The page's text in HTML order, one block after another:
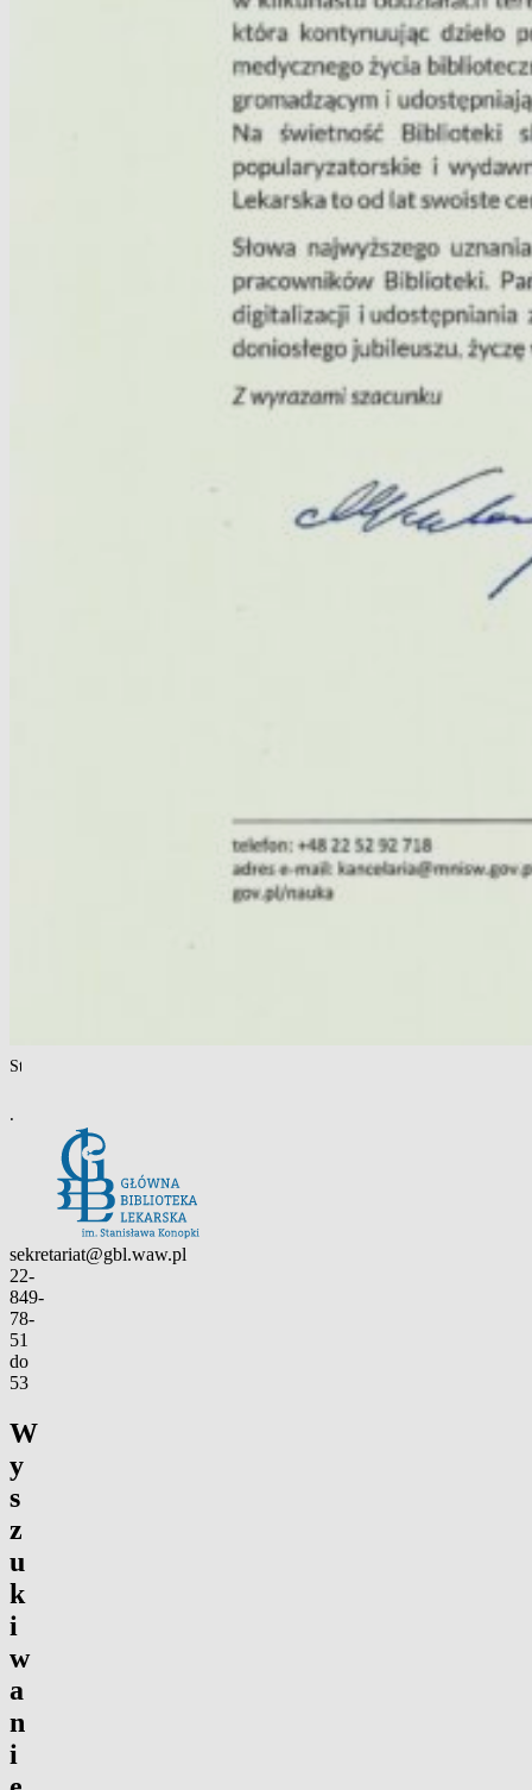
Strona główna
.
Kontakt
sekretariat@gbl.waw.pl
22-
849-
78-
51
do
53
W
y
s
z
u
k
i
w
a
n
i